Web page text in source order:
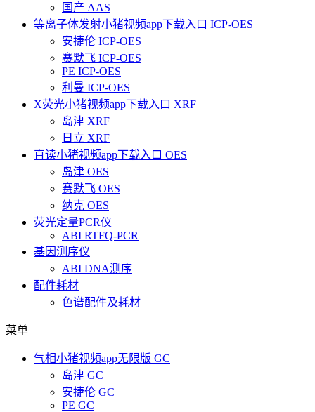
国产 AAS
等离子体发射小猪视频app下载入口 ICP-OES
安捷伦 ICP-OES
赛默飞 ICP-OES
PE ICP-OES
利曼 ICP-OES
X荧光小猪视频app下载入口 XRF
岛津 XRF
日立 XRF
直读小猪视频app下载入口 OES
岛津 OES
赛默飞 OES
纳克 OES
荧光定量PCR仪
ABI RTFQ-PCR
基因测序仪
ABI DNA测序
配件耗材
色谱配件及耗材
菜单
气相小猪视频app无限版 GC
岛津 GC
安捷伦 GC
PE GC